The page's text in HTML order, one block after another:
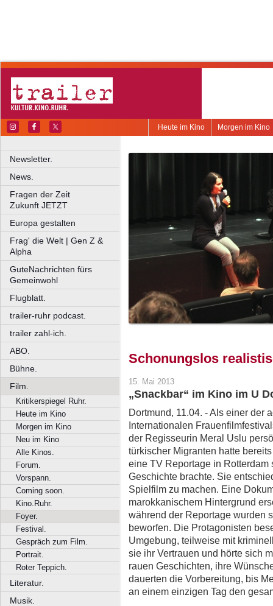
Morgen im Kino
Heute im Kino
Newsletter.
News.
Fragen der Zeit
Zukunft JETZT
Europa gestalten
Frag' die Welt | Gen Z &
Alpha
GuteNachrichten fürs
Gemeinwohl
Flugblatt.
trailer-ruhr podcast.
trailer zahl-ich.
ABO.
Bühne.
Film.
Kritikerspiegel Ruhr.
Heute im Kino
Morgen im Kino
Neu im Kino
Alle Kinos.
Forum.
Vorspann.
Coming soon.
Kino.Ruhr.
Foyer.
Festival.
Gespräch zum Film.
Portrait.
Roter Teppich.
Literatur.
Musik.
Schonungslos
15. Mai 2013
„Snackbar“ im Kino im U
Dortmund, 11.04. - Als einer der
Internationalen
der Regisseurin Meral Uslu
türkischer Migranten hatte
eine TV Reportage in
Geschichte brachte. Sie
Spielfilm zu machen. Eine
marokkanischem Hintergrund
während der Reportage wurden
beworfen. Die Protagonisten
Umgebung, teilweise mit
sie ihr Vertrauen und hörte sich
rauen Geschichten, ihre
dauerten die Vorbereitung, bis
an einem einzigen Tag den